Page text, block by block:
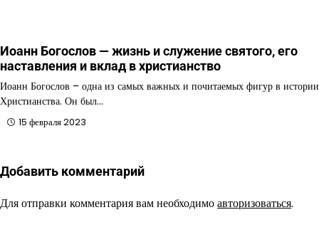
Иоанн Богослов — жизнь и служение святого, его
наставления и вклад в христианство
Иоанн Богослов – одна из самых важных и почитаемых фигур в истории
Христианства. Он был…
15 февраля 2023
Добавить комментарий
Для отправки комментария вам необходимоавторизоваться.